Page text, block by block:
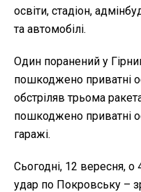
освіти, стадіон,
та автомобілі.
Один поранений у
пошкоджено приватні
обстріляв трьома
пошкоджено приватні
гаражі.
Сьогодні, 12 вересня, о
удар по Покровську –